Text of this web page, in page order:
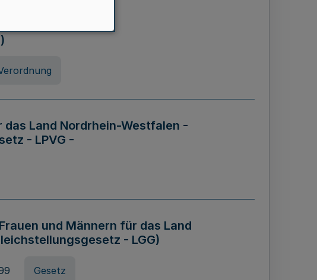
Land Nordrhein-Westfalen -
- LPVG -
und Männern für das Land
- LGG)
Gesetz